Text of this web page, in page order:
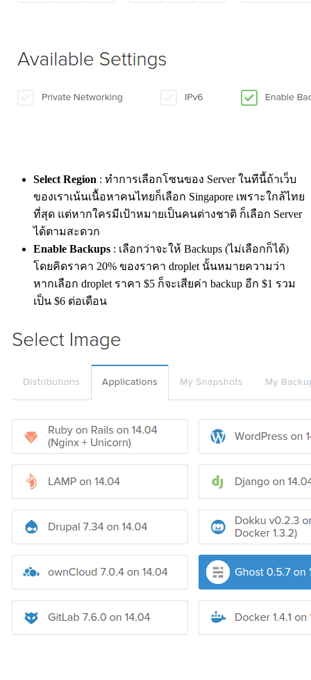
Select Region : ทำการเลือกโซนของ Server ในทีนี้ถ้าเว็บ
ของเราเน้นเนื้อหาคนไทยก็เลือก Singapore เพราะใกล้ไทย
ที่สุด แต่หากใครมีเป้าหมายเป็นคนต่างชาติ ก็เลือก Server
ได้ตามสะดวก
Enable Backups : เลือกว่าจะให้ Backups (ไม่เลือกก็ได้)
โดยคิดราคา 20% ของราคา droplet นั้นหมายความว่า
หากเลือก droplet ราคา $5 ก็จะเสียค่า backup อีก $1 รวม
เป็น $6 ต่อเดือน